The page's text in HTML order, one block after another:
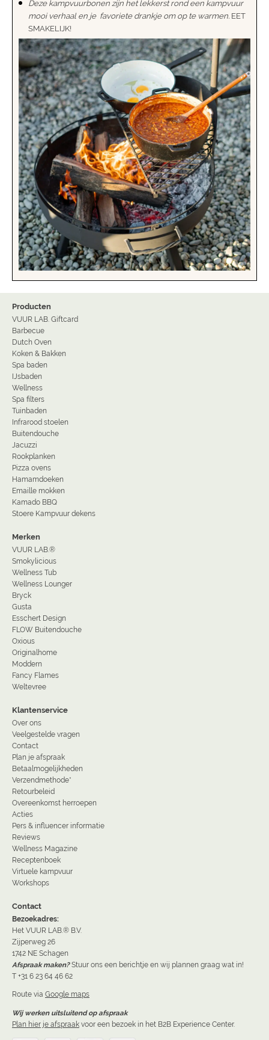
Deze kampvuurbonen zijn het lekkerst rond een kampvuur
mooi verhaal en je favoriete drankje om op te warmen. EET
SMAKELIJK!
Producten
VUUR LAB. Giftcard
Barbecue
Dutch Oven
Koken & Bakken
Spa baden
IJsbaden
Wellness
Spa filters
Tuinbaden
Infrarood stoelen
Buitendouche
Jacuzzi
Rookplanken
Pizza ovens
Hamamdoeken
Emaille mokken
Kamado BBQ
Stoere Kampvuur dekens
Merken
VUUR LAB.®
Smokylicious
Wellness Tub
Wellness Lounger
Bryck
Gusta
Esschert Design
FLOW Buitendouche
Oxious
Originalhome
Moddern
Fancy Flames
Weltevree
Klantenservice
Over ons
Veelgestelde vragen
Contact
Plan je afspraak
Betaalmogelijkheden
Verzendmethode*
Retourbeleid
Overeenkomst herroepen
Acties
Pers & influencer informatie
Reviews
Wellness Magazine
Receptenboek
Virtuele kampvuur
Workshops
Contact
Bezoekadres:
Het VUUR LAB.® B.V.
Zijperweg 26
1742 NE Schagen
Afspraak maken? Stuur ons een berichtje en wij plannen graag wat in!
T +31 6 23 64 46 62
Route via Google maps
Wij werken uitsluitend op afspraak
Plan hier je afspraak voor een bezoek in het B2B Experience Center.